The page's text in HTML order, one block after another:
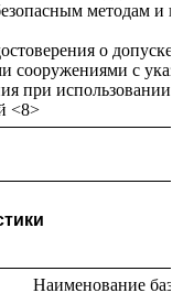
методам и
о допуске к
сооружениями с
при использовании
<8>
Наименование